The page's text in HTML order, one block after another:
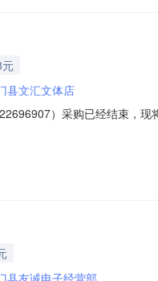
县文汇文体店
）采购已经结束，
单位联系人和联系方式:采
县友诚电子经营部